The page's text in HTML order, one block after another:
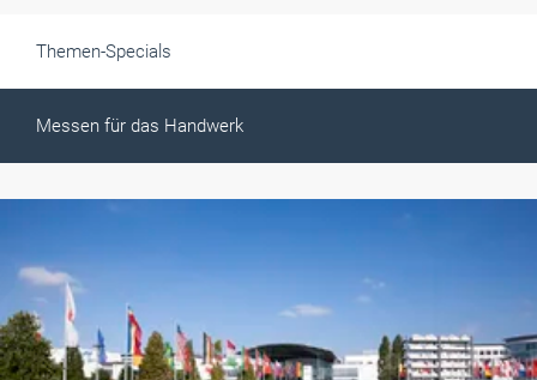
Themen-Specials
Messen für das Handwerk